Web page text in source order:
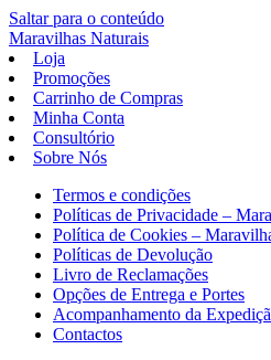
Saltar para o conteúdo
Maravilhas Naturais
Loja
Promoções
Carrinho de Compras
Minha Conta
Consultório
Sobre Nós
Termos e condições
Políticas de Privacidade –
Política de Cookies –
Políticas de Devolução
Livro de Reclamações
Opções de Entrega e Portes
Acompanhamento da
Contactos